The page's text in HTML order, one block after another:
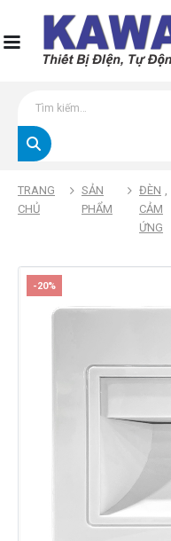
TRANG
CHỦ
SẢN
PHẨM
ĐÈN
CẢM
ỨNG
,
-20%